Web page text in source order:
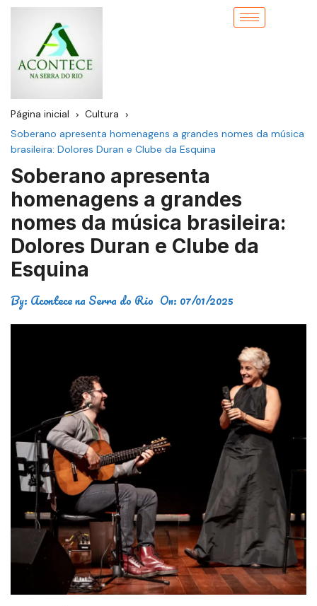
Página inicial
Cultura
Soberano apresenta homenagens a grandes nomes da música
brasileira: Dolores Duran e Clube da Esquina
Soberano apresenta
homenagens a grandes
nomes da música brasileira:
Dolores Duran e Clube da
Esquina
By: Acontece na Serra do Rio On: 07/01/2025